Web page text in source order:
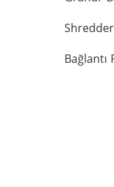
Bağlantı